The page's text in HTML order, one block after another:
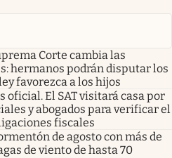
Corte cambia las
hermanos podrán disputar los
favorezca a los hijos
oficial. El SAT visitará casa por
y abogados para verificar el
fiscales
de agosto con más de
de viento de hasta 70